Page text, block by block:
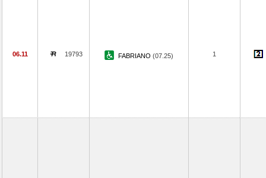
06.11 19793 FABRIANO (07.25) 1